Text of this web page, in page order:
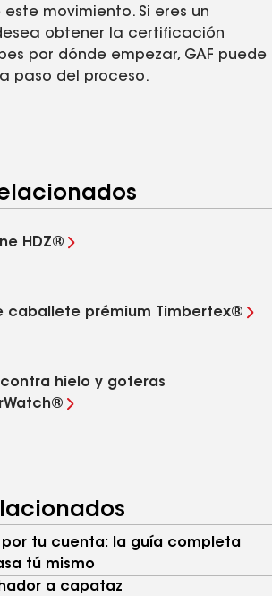
movimiento. Si eres un
obtener la certificación
por dónde empezar, GAF puede
paso del proceso.
HDZ®
caballete prémium Timbertex®
contra hielo y goteras
por tu cuenta: la guía completa
tú mismo
a capataz